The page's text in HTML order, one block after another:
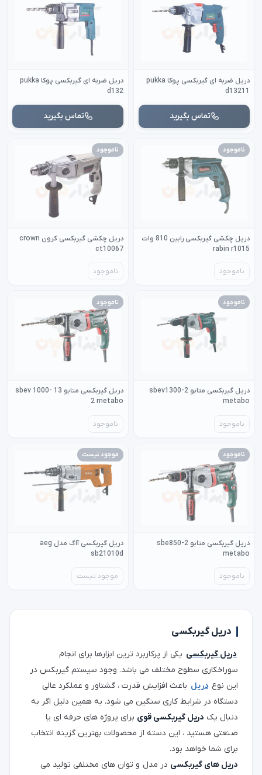
دریل ضربه ای گیربکسی پوکا pukka
d13211
تماس بگیرید
دریل ضربه ای گیربکسی پوکا pukka
d132
تماس بگیرید
ناموجود
دریل چکشی گیربکسی رابین 810 وات
rabin r1015
ناموجود
ناموجود
دریل چکشی گیربکسی کرون crown
ct10067
ناموجود
ناموجود
دریل گیربکسی متابو sbev1300-2
metabo
ناموجود
ناموجود
دریل گیربکسی متابو 13 sbev 1000-
2 metabo
ناموجود
ناموجود
دریل گیربکسی متابو sbe850-2
metabo
ناموجود
موجود نیست
دریل گیربکسی آاگ مدل aeg
sb21010d
موجود نیست
دریل گیربکسی
دریل گیربکسی یکی از پرکاربرد ترین ابزارها برای انجام
سوراخکاری سطوح مختلف می باشد. وجود سیستم گیربکس در
این نوع دریل باعث افزایش قدرت ، گشتاور و عملکرد عالی
دستگاه در شرایط کاری سنگین می شود. به همین دلیل اگر به
دنبال یک دریل گیربکسی قوی برای پروژه های حرفه ای یا
صنعتی هستید ، این دسته از محصولات بهترین گزینه انتخاب
برای شما خواهد بود.
دریل های گیربکسی در مدل و توان های مختلفی تولید می